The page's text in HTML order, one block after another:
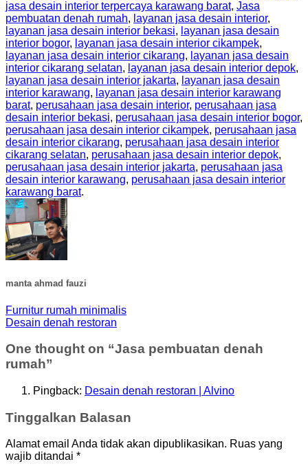
jasa desain interior terpercaya karawang barat, Jasa
pembuatan denah rumah, layanan jasa desain interior,
layanan jasa desain interior bekasi, layanan jasa desain
interior bogor, layanan jasa desain interior cikampek,
layanan jasa desain interior cikarang, layanan jasa desain
interior cikarang selatan, layanan jasa desain interior depok,
layanan jasa desain interior jakarta, layanan jasa desain
interior karawang, layanan jasa desain interior karawang
barat, perusahaan jasa desain interior, perusahaan jasa
desain interior bekasi, perusahaan jasa desain interior bogor,
perusahaan jasa desain interior cikampek, perusahaan jasa
desain interior cikarang, perusahaan jasa desain interior
cikarang selatan, perusahaan jasa desain interior depok,
perusahaan jasa desain interior jakarta, perusahaan jasa
desain interior karawang, perusahaan jasa desain interior
karawang barat.
manta ahmad fauzi
Furnitur rumah minimalis
Desain denah restoran
One thought on “Jasa pembuatan denah
rumah”
Pingback: Desain denah restoran | Alvino
Tinggalkan Balasan
Alamat email Anda tidak akan dipublikasikan. Ruas yang
wajib ditandai *